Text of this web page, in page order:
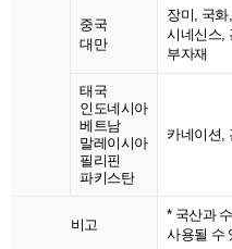
중국
대만
장미, 국
시네신스,
부자재
태국
인도네시아
베트남
말레이시아
필리핀
파키스탄
카네이션,
비고
* 국산과
사용될 수